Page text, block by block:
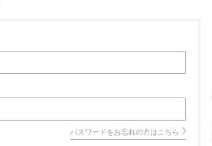
パスワードをお忘れの方はこちら